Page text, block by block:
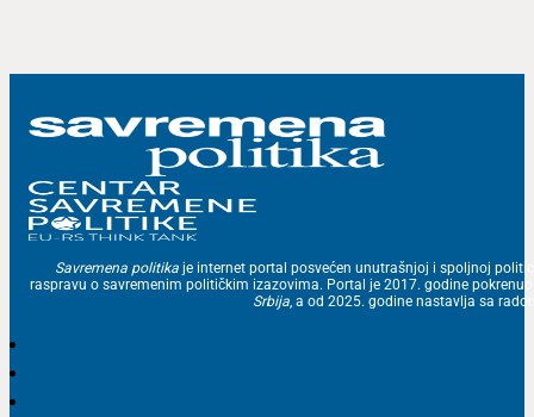
Savremena politika je internet portal posvećen unutrašnjoj i spoljnoj
raspravu o savremenim političkim izazovima. Portal je 2017. godine
Srbija, a od 2025. godine nastavlja sa